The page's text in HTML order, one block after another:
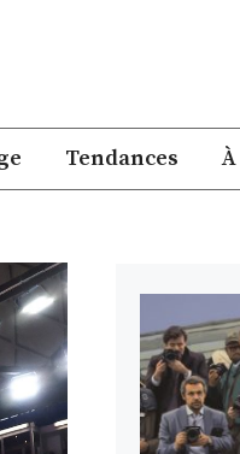
Tendances